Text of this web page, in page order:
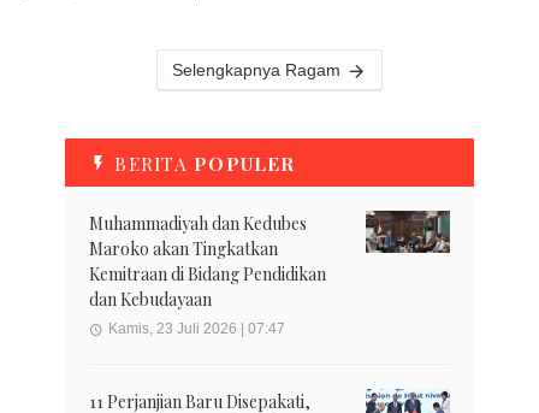
Selengkapnya Ragam
BERITA POPULER
Muhammadiyah dan Kedubes
Maroko akan Tingkatkan
Kemitraan di Bidang Pendidikan
dan Kebudayaan
Kamis, 23 Juli 2026 | 07:47
11 Perjanjian Baru Disepakati,